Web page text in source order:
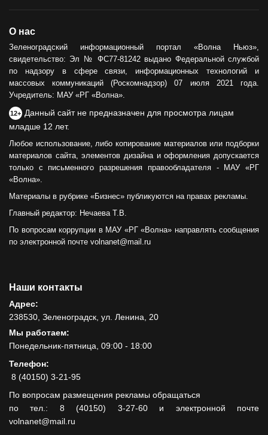
О нас
Зеленоградский информационный портал «Волна Ньюз»,
свидетельство: Эл № ФС77-81242 выдано Федеральной службой
по надзору в сфере связи, информационных технологий и
массовых коммуникаций (Роскомнадзор) 07 июля 2021 года.
Учредитель: МАУ «РГ «Волна».
12+ Данный сайт не предназначен для просмотра лицам
младше 12 лет.
Любое использование, либо копирование материалов или подборки
материалов сайта, элементов дизайна и оформления допускается
только с письменного разрешения правообладателя - МАУ «РГ
«Волна».
Материалы в рубрике «Бизнес» публикуются на правах рекламы.
Главный редактор: Нечаева Т.В.
По вопросам коррупции в МАУ «РГ «Волна» направлять сообщения
по электронной почте volnanet@mail.ru
Наши контакты
Адрес:
238530, Зеленоградск, ул. Ленина, 20
Мы работаем:
Понедельник-пятница, 09:00 - 18:00
Телефон:
8 (40150) 3-21-95
По вопросам размещения рекламы обращаться
по тел.: 8 (40150) 3-27-60 и электронной почте
volnanet@mail.ru